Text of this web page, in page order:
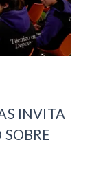
INVITA